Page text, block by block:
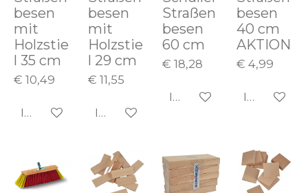
besen
mit
Holzstie
l 35 cm
€ 10,49
In den Warenkorb
besen
mit
Holzstie
l 29 cm
€ 11,55
In den Warenkorb
Straßen
besen
60 cm
€ 18,28
In den Warenkorb
besen
40 cm
AKTION
€ 4,99
In den